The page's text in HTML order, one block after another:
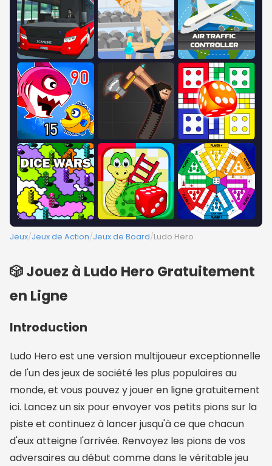
Jeux/Jeux de Action/Jeux de Board/Ludo Hero
🎲 Jouez à Ludo Hero Gratuitement
en Ligne
Introduction
Ludo Hero est une version multijoueur exceptionnelle
de l'un des jeux de société les plus populaires au
monde, et vous pouvez y jouer en ligne gratuitement
ici. Lancez un six pour envoyer vos petits pions sur la
piste et continuez à lancer jusqu'à ce que chacun
d'eux atteigne l'arrivée. Renvoyez les pions de vos
adversaires au début comme dans le véritable jeu